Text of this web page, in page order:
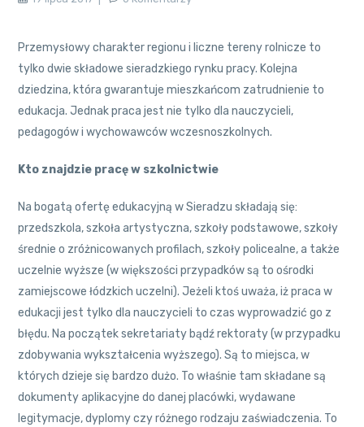
Przemysłowy charakter regionu i liczne tereny rolnicze to
tylko dwie składowe sieradzkiego rynku pracy. Kolejna
dziedzina, która gwarantuje mieszkańcom zatrudnienie to
edukacja. Jednak praca jest nie tylko dla nauczycieli,
pedagogów i wychowawców wczesnoszkolnych.
Kto znajdzie pracę w szkolnictwie
Na bogatą ofertę edukacyjną w Sieradzu składają się:
przedszkola, szkoła artystyczna, szkoły podstawowe, szkoły
średnie o zróżnicowanych profilach, szkoły policealne, a także
uczelnie wyższe (w większości przypadków są to ośrodki
zamiejscowe łódzkich uczelni). Jeżeli ktoś uważa, iż praca w
edukacji jest tylko dla nauczycieli to czas wyprowadzić go z
błędu. Na początek sekretariaty bądź rektoraty (w przypadku
zdobywania wykształcenia wyższego). Są to miejsca, w
których dzieje się bardzo dużo. To właśnie tam składane są
dokumenty aplikacyjne do danej placówki, wydawane
legitymacje, dyplomy czy różnego rodzaju zaświadczenia. To